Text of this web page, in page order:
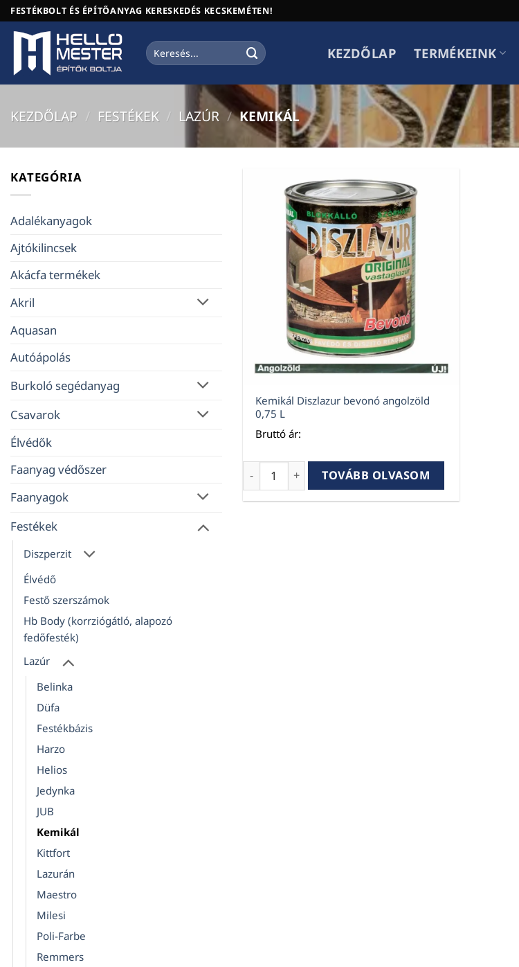
Skip
to
content
FESTÉKBOLT ÉS ÉPÍTŐANYAG KERESKEDÉS KECSKEMÉTEN!
Keresés
a
KEZDŐLAP TERMÉKEINK
KEZDŐLAP / FESTÉKEK / LAZÚR / KEMIKÁL
KATEGÓRIA
Adalékanyagok
Ajtókilincsek
Akácfa termékek
Akril
Aquasan
Autóápolás
Burkoló segédanyag
Csavarok
Élvédők
Faanyag védőszer
Faanyagok
Festékek
Diszperzit
Élvédő
Festő szerszámok
Hb Body (korrziógátló, alapozó
fedőfesték)
Lazúr
Belinka
Düfa
Festékbázis
Harzo
Helios
Jedynka
JUB
Kemikál
Kittfort
Lazurán
Maestro
Milesi
Poli-Farbe
Remmers
Kemikál Diszlazur bevonó angolzöld
0,75 L
Bruttó ár:
Kemikál Diszlazur bevonó angolzöld 0,75 L mennyiség
TOVÁBB OLVASOM